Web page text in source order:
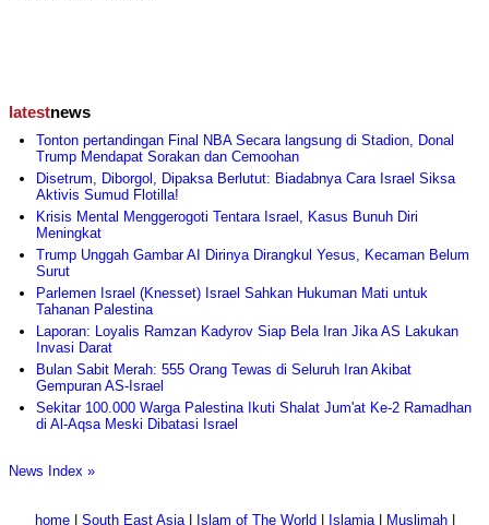
latestnews
Tonton pertandingan Final NBA Secara langsung di Stadion, Donal
Trump Mendapat Sorakan dan Cemoohan
Disetrum, Diborgol, Dipaksa Berlutut: Biadabnya Cara Israel Siksa
Aktivis Sumud Flotilla!
Krisis Mental Menggerogoti Tentara Israel, Kasus Bunuh Diri
Meningkat
Trump Unggah Gambar AI Dirinya Dirangkul Yesus, Kecaman Belum
Surut
Parlemen Israel (Knesset) Israel Sahkan Hukuman Mati untuk
Tahanan Palestina
Laporan: Loyalis Ramzan Kadyrov Siap Bela Iran Jika AS Lakukan
Invasi Darat
Bulan Sabit Merah: 555 Orang Tewas di Seluruh Iran Akibat
Gempuran AS-Israel
Sekitar 100.000 Warga Palestina Ikuti Shalat Jum'at Ke-2 Ramadhan
di Al-Aqsa Meski Dibatasi Israel
News Index »
home| South East Asia| Islam of The World Islamia| Muslimah|